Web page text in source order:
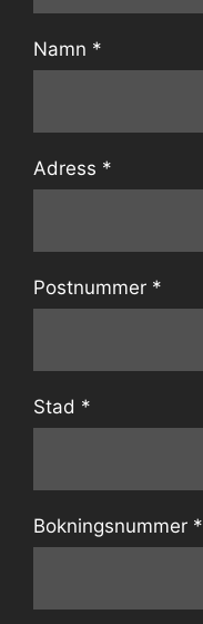
Namn *
Adress *
Postnummer *
Stad *
Bokningsnummer *